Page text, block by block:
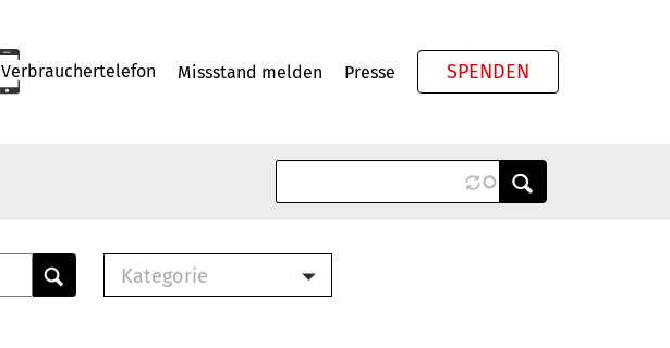
Verbrauchertelefon Missstand melden Presse SPENDEN
Kategorie